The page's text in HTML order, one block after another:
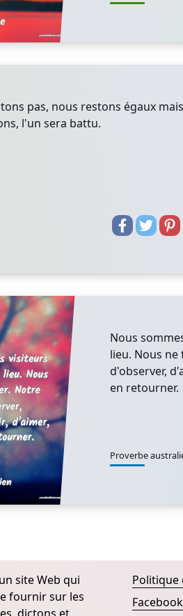
pas, nous restons égaux
l'un sera battu.
Nous
lieu. Nous ne
d'observer,
en retourner.
Proverbe
site Web qui
fournir sur les
Politique
Facebook